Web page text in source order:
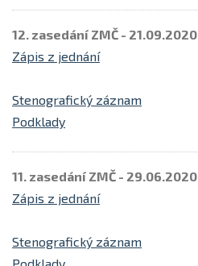
12. zasedání ZMČ - 21.09.2020
Zápis z jednání
Stenografický záznam
Podklady
11. zasedání ZMČ - 29.06.2020
Zápis z jednání
Stenografický záznam